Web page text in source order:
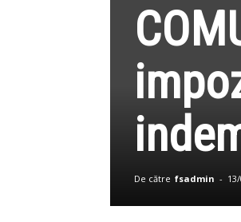
De către fsadmin -